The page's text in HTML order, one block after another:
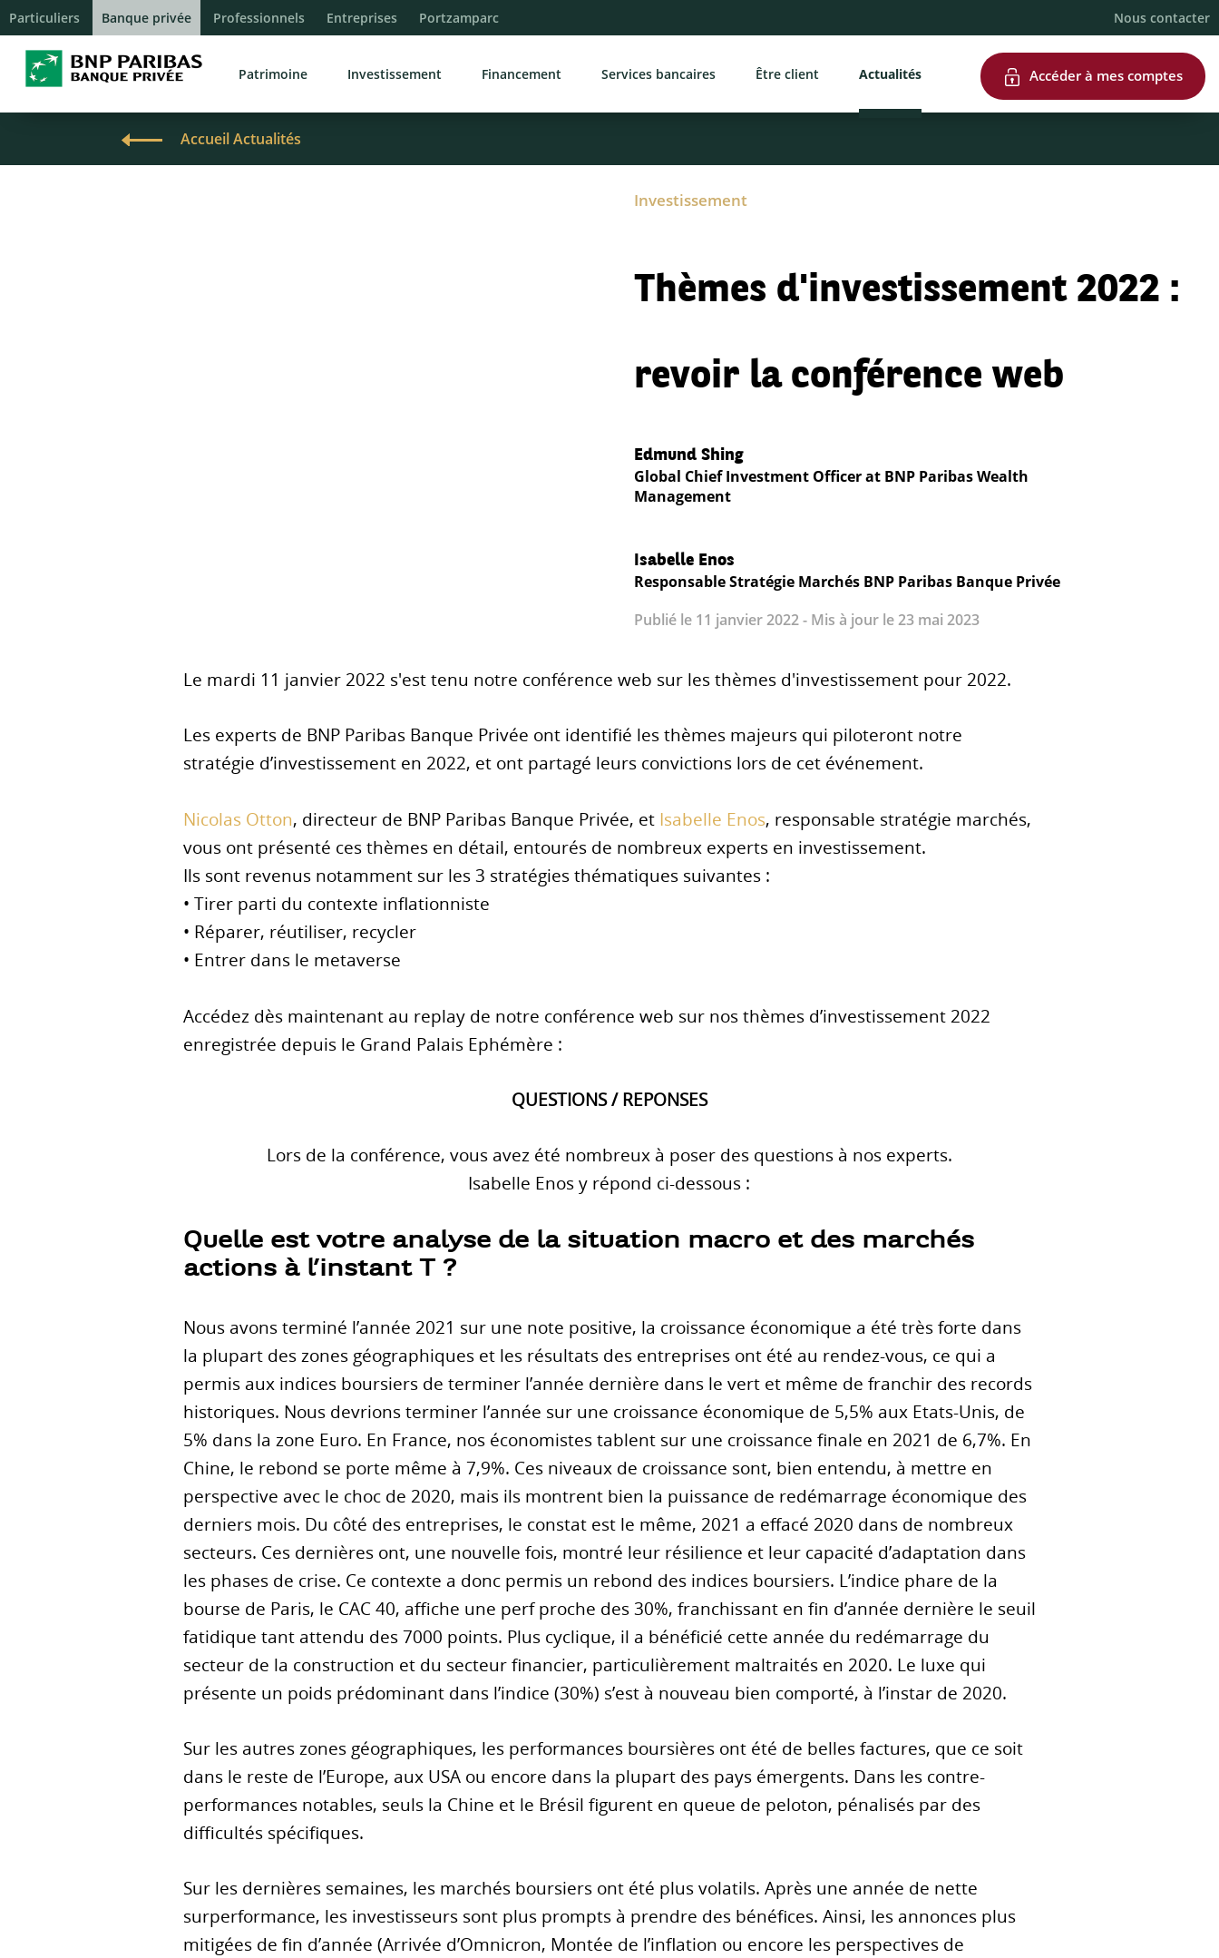
Particuliers Banque privée Professionnels Entreprises Portzamparc Nous contacter
Patrimoine Investissement Financement Services bancaires Être client Actualités Accéder à mes comptes
Accueil Actualités
Investissement
Thèmes d'investissement 2022 :
revoir la conférence web
Edmund Shing
Global Chief Investment Officer at BNP Paribas Wealth
Management
Isabelle Enos
Responsable Stratégie Marchés BNP Paribas Banque Privée
Publié le 11 janvier 2022 - Mis à jour le 23 mai 2023
Le mardi 11 janvier 2022 s'est tenu notre conférence web sur les thèmes d'investissement pour 2022.
Les experts de BNP Paribas Banque Privée ont identifié les thèmes majeurs qui piloteront notre
stratégie d’investissement en 2022, et ont partagé leurs convictions lors de cet événement.
Nicolas Otton, directeur de BNP Paribas Banque Privée, et Isabelle Enos, responsable stratégie marchés,
vous ont présenté ces thèmes en détail, entourés de nombreux experts en investissement.
Ils sont revenus notamment sur les 3 stratégies thématiques suivantes :
• Tirer parti du contexte inflationniste
• Réparer, réutiliser, recycler
• Entrer dans le metaverse
Accédez dès maintenant au replay de notre conférence web sur nos thèmes d’investissement 2022
enregistrée depuis le Grand Palais Ephémère :
QUESTIONS / REPONSES
Lors de la conférence, vous avez été nombreux à poser des questions à nos experts.
Isabelle Enos y répond ci-dessous :
Quelle est votre analyse de la situation macro et des marchés
actions à l’instant T ?
Nous avons terminé l’année 2021 sur une note positive, la croissance économique a été très forte dans
la plupart des zones géographiques et les résultats des entreprises ont été au rendez-vous, ce qui a
permis aux indices boursiers de terminer l’année dernière dans le vert et même de franchir des records
historiques. Nous devrions terminer l’année sur une croissance économique de 5,5% aux Etats-Unis, de
5% dans la zone Euro. En France, nos économistes tablent sur une croissance finale en 2021 de 6,7%. En
Chine, le rebond se porte même à 7,9%. Ces niveaux de croissance sont, bien entendu, à mettre en
perspective avec le choc de 2020, mais ils montrent bien la puissance de redémarrage économique des
derniers mois. Du côté des entreprises, le constat est le même, 2021 a effacé 2020 dans de nombreux
secteurs. Ces dernières ont, une nouvelle fois, montré leur résilience et leur capacité d’adaptation dans
les phases de crise. Ce contexte a donc permis un rebond des indices boursiers. L’indice phare de la
bourse de Paris, le CAC 40, affiche une perf proche des 30%, franchissant en fin d’année dernière le seuil
fatidique tant attendu des 7000 points. Plus cyclique, il a bénéficié cette année du redémarrage du
secteur de la construction et du secteur financier, particulièrement maltraités en 2020. Le luxe qui
présente un poids prédominant dans l’indice (30%) s’est à nouveau bien comporté, à l’instar de 2020.
Sur les autres zones géographiques, les performances boursières ont été de belles factures, que ce soit
dans le reste de l’Europe, aux USA ou encore dans la plupart des pays émergents. Dans les contre-
performances notables, seuls la Chine et le Brésil figurent en queue de peloton, pénalisés par des
difficultés spécifiques.
Sur les dernières semaines, les marchés boursiers ont été plus volatils. Après une année de nette
surperformance, les investisseurs sont plus prompts à prendre des bénéfices. Ainsi, les annonces plus
mitigées de fin d’année (Arrivée d’Omnicron, Montée de l’inflation ou encore les perspectives de